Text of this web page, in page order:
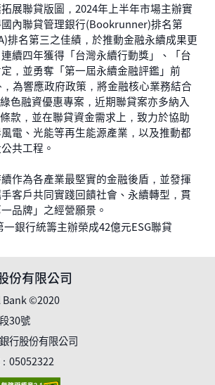
聯貸版圖，2024年上半年市場主辦實
內聯貸管理銀行(Bookrunner)排名第
排名第三之佳績，於推動金融永續成果更
續四年獲得「台灣永續行動獎」、「台
，並勇奪「第一屆永續金融評鑑」前
為響應政府政策，將金融核心業務結合
色融資優惠專案，近期聯貸案亦多納入
款，並在聯貸資金需求上，致力於協助
電、光能等再生能源產業，以及推動都
共工程。
為各產業最堅實的金融後盾，並發揮
客戶共同實踐回饋社會、永續轉型，貫
品牌」之經營願景。
份有限公司
©2020
30號
行股份有限公司
05052322